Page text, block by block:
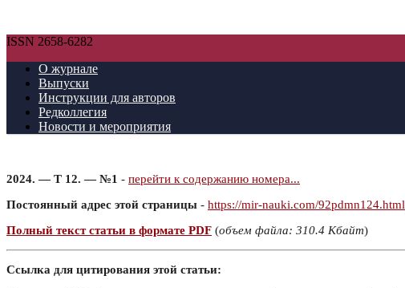
ISSN 2658-6282
О журнале
Выпуски
Инструкции для авторов
Редколлегия
Новости и мероприятия
2024. — Т 12. — №1 - перейти к содержанию номера...
Постоянный адрес этой страницы - https://mir-nauki.com/92pdmn124.html
Полный текст статьи в формате PDF (объем файла: 310.4 Кбайт)
Ссылка для цитирования этой статьи: